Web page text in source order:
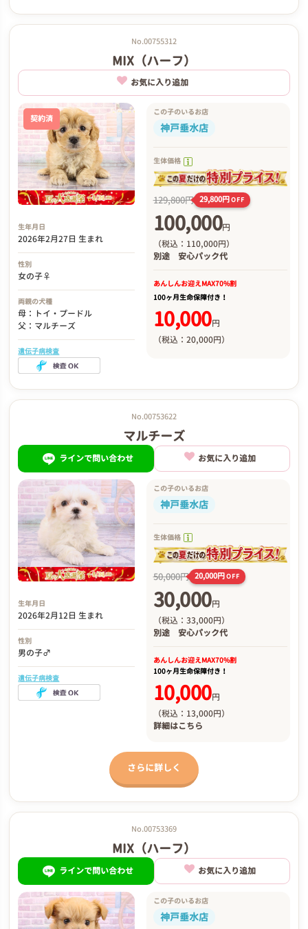
No.00755312
MIX（ハーフ）
お気に入り追加
契約済
生年月日
2026年2月27日 生まれ
性別
女の子♀
両親の犬種
母：トイ・プードル
父：マルチーズ
遺伝子病検査
この子のいるお店
神戸垂水店
生体価格
129,800円 29,800円OFF
100,000円
（税込：110,000円）
別途 安心パック代
あんしんお迎えMAX70%割
100ヶ月生命保障付き！
10,000円
（税込：20,000円）
No.00753622
マルチーズ
ラインで問い合わせ お気に入り追加
生年月日
2026年2月12日 生まれ
性別
男の子♂
遺伝子病検査
この子のいるお店
神戸垂水店
生体価格
50,000円 20,000円OFF
30,000円
（税込：33,000円）
別途 安心パック代
あんしんお迎えMAX70%割
100ヶ月生命保障付き！
10,000円
（税込：13,000円）
詳細はこちら
さらに詳しく
No.00753369
MIX（ハーフ）
ラインで問い合わせ お気に入り追加
この子のいるお店
神戸垂水店